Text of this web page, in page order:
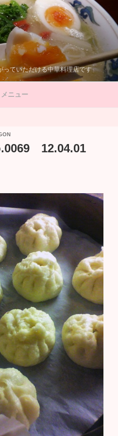
っていただける中華料理店です
メニュー
12.04.01